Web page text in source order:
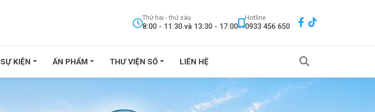
Thứ hai - thứ sáu
8:00 - 11:30 và 13:30 - 17:00
Hotline
0933 456 650
SỰ KIỆN ẤN PHẨM THƯ VIỆN SỐ LIÊN HỆ